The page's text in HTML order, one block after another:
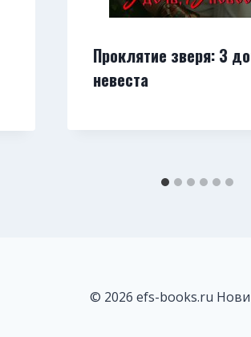
Проклятие зверя: 3
невеста
© 2026 efs-books.ru